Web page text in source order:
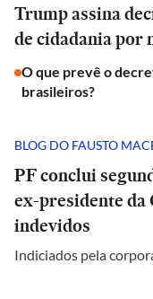
Trump assina
de cidadania por
O que prevê o
brasileiros?
BLOG DO FAUSTO
PF conclui
ex-presidente da
indevidos
Indiciados pela